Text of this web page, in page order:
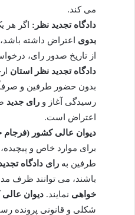
می کند.
دادگاه تجدید نظر: اگر هر
بدوی
از تاریخ صدور رای،
دادگاه تجدید نظر استان
بدون حضور طرفین و صرفاً
رسیدگی آغاز و رای جدید
اعتراض است.
دیوان عالی کشور (فرجام
برای موارد خاص و پیچیده،
طرفین به رای دادگاه
باشند، می توانند ظرف مدت ۲۰ روز،
خواهی نمایند. دیوان
شکلی و قانونی پرونده